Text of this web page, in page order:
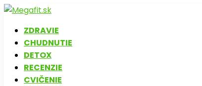
ZDRAVIE
CHUDNUTIE
DETOX
RECENZIE
CVIČENIE